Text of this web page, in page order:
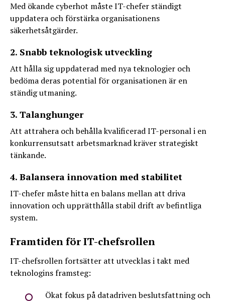
Med ökande cyberhot måste IT-chefer ständigt
uppdatera och förstärka organisationens
säkerhetsåtgärder.
2. Snabb teknologisk utveckling
Att hålla sig uppdaterad med nya teknologier och
bedöma deras potential för organisationen är en
ständig utmaning.
3. Talanghunger
Att attrahera och behålla kvalificerad IT-personal i en
konkurrensutsatt arbetsmarknad kräver strategiskt
tänkande.
4. Balansera innovation med stabilitet
IT-chefer måste hitta en balans mellan att driva
innovation och upprätthålla stabil drift av befintliga
system.
Framtiden för IT-chefsrollen
IT-chefsrollen fortsätter att utvecklas i takt med
teknologins framsteg:
Ökat fokus på datadriven beslutsfattning och